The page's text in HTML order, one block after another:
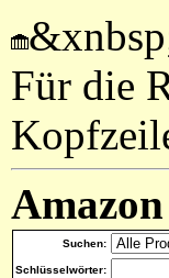
Für die
Suchen:
Schlüsselwörter: